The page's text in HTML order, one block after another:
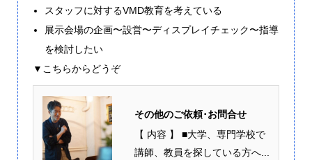
スタッフに対するVMD教育を考えている
展示会場の企画〜設営〜ディスプレイチェック〜指導
を検討したい
▼こちらからどうぞ
その他のご依頼･お問合せ
【 内容 】 ■大学、専門学校で
講師、教員を探している方へ...